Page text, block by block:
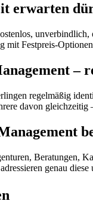
erwarten
Festpreis-
–
regelmäßig
davon
Beratungen,
genau diese